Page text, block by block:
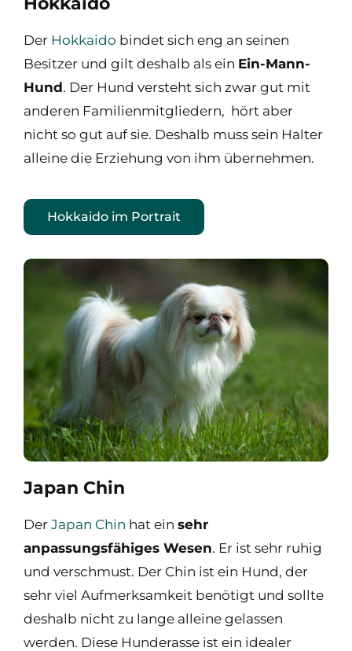
Der Hokkaido bindet sich eng an seinen
Besitzer und gilt deshalb als ein Ein-Mann-
Hund. Der Hund versteht sich zwar gut mit
anderen Familienmitgliedern, hört aber
nicht so gut auf sie. Deshalb muss sein Halter
alleine die Erziehung von ihm übernehmen.
Hokkaido im Portrait
Japan Chin
Der Japan Chin hat ein sehr
anpassungsfähiges Wesen. Er ist sehr ruhig
und verschmust. Der Chin ist ein Hund, der
sehr viel Aufmerksamkeit benötigt und sollte
deshalb nicht zu lange alleine gelassen
werden. Diese Hunderasse ist ein idealer